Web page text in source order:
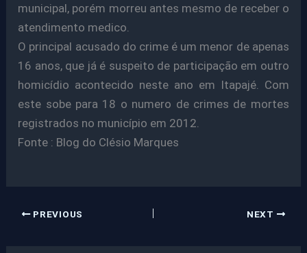
municipal, porém morreu antes mesmo de receber o
atendimento medico.
O principal acusado do crime é um menor de apenas
16 anos, que já é suspeito de participação em outro
homicídio acontecido neste ano em Itapajé. Com
este sobe para 18 o numero de crimes de mortes
registrados no município em 2012.
Fonte : Blog do Clésio Marques
PREVIOUS NEXT